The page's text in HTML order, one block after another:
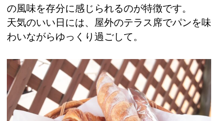
の風味を存分に感じられるのが特徴です。
天気のいい日には、屋外のテラス席でパンを味
わいながらゆっくり過ごして。